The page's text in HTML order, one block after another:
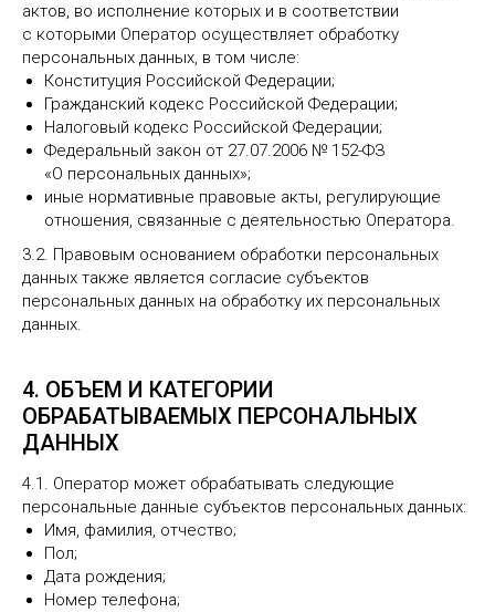
актов, во исполнение которых и в соответствии
с которыми Оператор осуществляет обработку
персональных данных, в том числе:
Конституция Российской Федерации;
Гражданский кодекс Российской Федерации;
Налоговый кодекс Российской Федерации;
Федеральный закон от 27.07.2006 № 152-ФЗ
«О персональных данных»;
иные нормативные правовые акты, регулирующие
отношения, связанные с деятельностью Оператора.
3.2. Правовым основанием обработки персональных
данных также является согласие субъектов
персональных данных на обработку их персональных
данных.
4. ОБЪЕМ И КАТЕГОРИИ
ОБРАБАТЫВАЕМЫХ ПЕРСОНАЛЬНЫХ
ДАННЫХ
4.1. Оператор может обрабатывать следующие
персональные данные субъектов персональных данных:
Имя, фамилия, отчество;
Пол;
Дата рождения;
Номер телефона;